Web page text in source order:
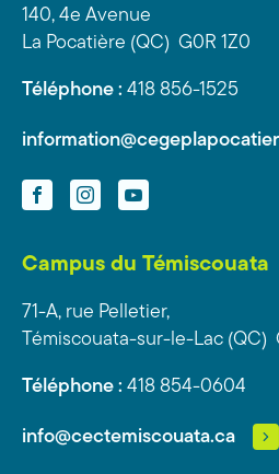
140, 4e Avenue
La Pocatière (QC) G0R 1Z0
Téléphone : 418 856-1525
FacebookInstagramYouTube
Campus du Témiscouata
71-A, rue Pelletier,
Témiscouata-sur-le-Lac (QC)
Téléphone : 418 854-0604
info@cectemiscouata.ca